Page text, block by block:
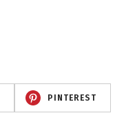
PINTEREST